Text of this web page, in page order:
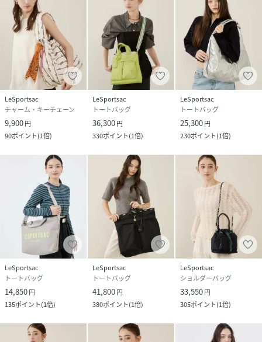
と画面上部の「検索欄」に入力し、ご確認ください。
【レスポートサック公式ショップ lesportsacトートバッ
グ ショルダーバッグ クラッチ チェーン アトリエ
Atelier 軽量 軽い 斜め掛け 肩掛け 手持ち 】
性別タイプ ユニセックス
サイズ フリー
RS4749_2093LE09
2093LE09-WT-F RS4749
LeSportsac
チャーム・キーチェーン
9,900円
90ポイント(1倍)
LeSportsac
トートバッグ
36,300円
330ポイント(1倍)
LeSportsac
トートバッグ
25,300円
230ポイント(1倍)
LeSportsac
トートバッグ
14,850円
135ポイント(1倍)
LeSportsac
トートバッグ
41,800円
380ポイント(1倍)
LeSportsac
ショルダーバッグ
33,550円
305ポイント(1倍)